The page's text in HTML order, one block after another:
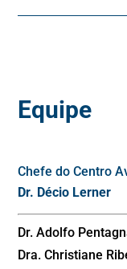
Equipe
Chefe do Centro
Dr. Décio Lerner
Dr. Adolfo
Dra. Christiane